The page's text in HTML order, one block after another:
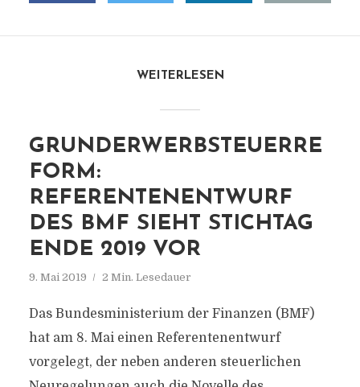
WEITERLESEN
GRUNDERWERBSTEUERRE
FORM:
REFERENTENENTWURF
DES BMF SIEHT STICHTAG
ENDE 2019 VOR
9. Mai 2019 2 Min. Lesedauer
Das Bundesministerium der Finanzen (BMF)
hat am 8. Mai einen Referentenentwurf
vorgelegt, der neben anderen steuerlichen